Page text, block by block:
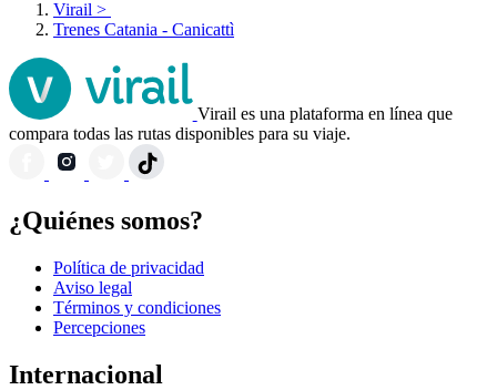
Virail >
Trenes Catania - Canicattì
Virail es una plataforma en línea que
compara todas las rutas disponibles para su viaje.
¿Quiénes somos?
Política de privacidad
Aviso legal
Términos y condiciones
Percepciones
Internacional